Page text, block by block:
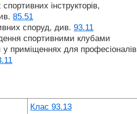
інструкторів,
85.51
споруд, див. 93.11
спортивними клубами
у приміщеннях для професіоналів
Клас 93.13